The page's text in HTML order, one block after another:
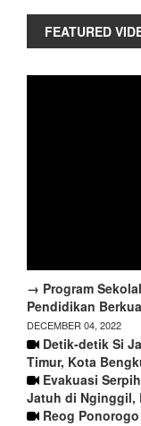
FEATURED
→ Program
Pendidikan
DECEMBER 04, 2022
Detik-detik Si
Timur, Kota
Evakuasi
Jatuh di Nginggil,
Reog